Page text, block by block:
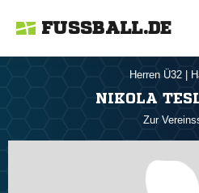
FUSSBALL.DE
Herren Ü32
NIKOLA
Zur